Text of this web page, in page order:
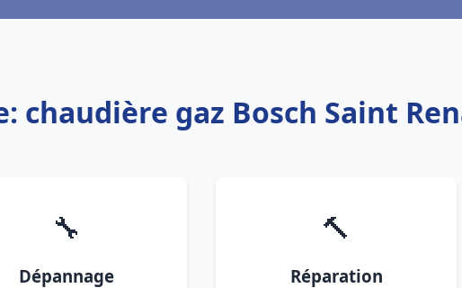
chaudière gaz Bosch Saint
🔧
Dépannage
🔨
Réparation